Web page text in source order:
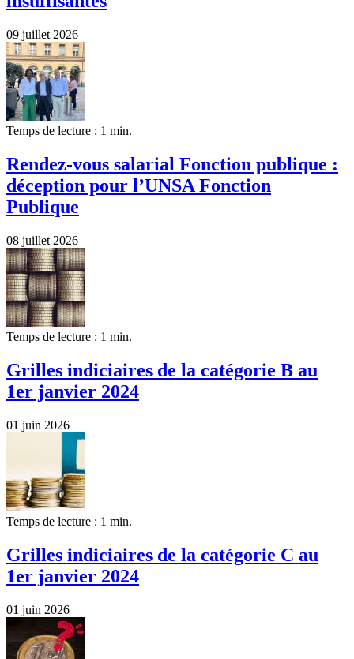
09 juillet 2026
Temps de lecture : 1 min.
Rendez-vous salarial Fonction publique :
déception pour l’UNSA Fonction
Publique
08 juillet 2026
Temps de lecture : 1 min.
Grilles indiciaires de la catégorie B au
1er janvier 2024
01 juin 2026
Temps de lecture : 1 min.
Grilles indiciaires de la catégorie C au
1er janvier 2024
01 juin 2026